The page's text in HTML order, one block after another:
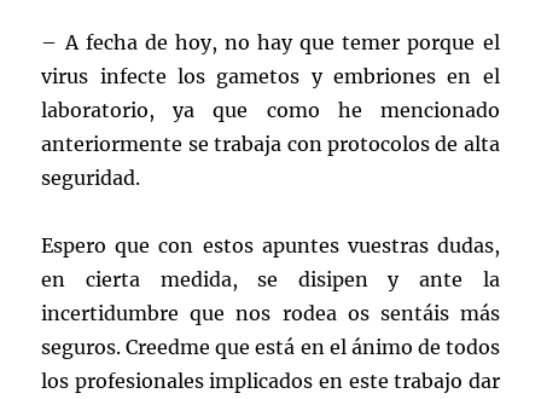
– A fecha de hoy, no hay que temer porque el
virus infecte los gametos y embriones en el
laboratorio, ya que como he mencionado
anteriormente se trabaja con protocolos de alta
seguridad.
Espero que con estos apuntes vuestras dudas,
en cierta medida, se disipen y ante la
incertidumbre que nos rodea os sentáis más
seguros. Creedme que está en el ánimo de todos
los profesionales implicados en este trabajo dar